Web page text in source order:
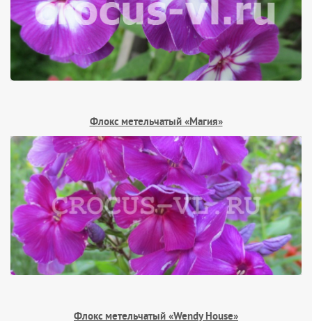
Флокс метельчатый «Магия»
Флокс метельчатый «Wendy House»